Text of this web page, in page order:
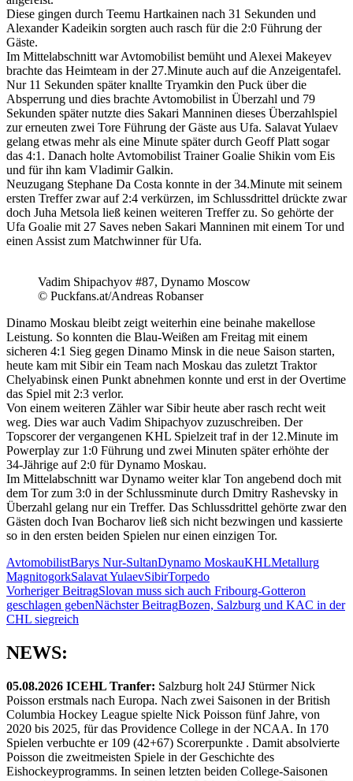
Diese gingen durch Teemu Hartkainen nach 31 Sekunden und
Alexander Kadeikin sorgten auch rasch für die 2:0 Führung der
Gäste.
Im Mittelabschnitt war Avtomobilist bemüht und Alexei Makeyev
brachte das Heimteam in der 27.Minute auch auf die Anzeigentafel.
Nur 11 Sekunden später knallte Tryamkin den Puck über die
Absperrung und dies brachte Avtomobilist in Überzahl und 79
Sekunden später nutzte dies Sakari Manninen dieses Überzahlspiel
zur erneuten zwei Tore Führung der Gäste aus Ufa. Salavat Yulaev
gelang etwas mehr als eine Minute später durch Geoff Platt sogar
das 4:1. Danach holte Avtomobilist Trainer Goalie Shikin vom Eis
und für ihn kam Vladimir Galkin.
Neuzugang Stephane Da Costa konnte in der 34.Minute mit seinem
ersten Treffer zwar auf 2:4 verkürzen, im Schlussdrittel drückte zwar
doch Juha Metsola ließ keinen weiteren Treffer zu. So gehörte der
Ufa Goalie mit 27 Saves neben Sakari Manninen mit einem Tor und
einen Assist zum Matchwinner für Ufa.
Vadim Shipachyov #87, Dynamo Moscow
© Puckfans.at/Andreas Robanser
Dinamo Moskau bleibt zeigt weiterhin eine beinahe makellose
Leistung. So konnten die Blau-Weißen am Freitag mit einem
sicheren 4:1 Sieg gegen Dinamo Minsk in die neue Saison starten,
heute kam mit Sibir ein Team nach Moskau das zuletzt Traktor
Chelyabinsk einen Punkt abnehmen konnte und erst in der Overtime
das Spiel mit 2:3 verlor.
Von einem weiteren Zähler war Sibir heute aber rasch recht weit
weg. Dies war auch Vadim Shipachyov zuzuschreiben. Der
Topscorer der vergangenen KHL Spielzeit traf in der 12.Minute im
Powerplay zur 1:0 Führung und zwei Minuten später erhöhte der
34-Jährige auf 2:0 für Dynamo Moskau.
Im Mittelabschnitt war Dynamo weiter klar Ton angebend doch mit
dem Tor zum 3:0 in der Schlussminute durch Dmitry Rashevsky in
Überzahl gelang nur ein Treffer. Das Schlussdrittel gehörte zwar den
Gästen doch Ivan Bocharov ließ sich nicht bezwingen und kassierte
so in den ersten beiden Spielen nur einen einzigen Tor.
AvtomobilistBarys Nur-SultanDynamo MoskauKHLMetallurg
MagnitogorkSalavat YulaevSibirTorpedo
Beitragsnavigation
Vorheriger BeitragSlovan muss sich auch Fribourg-Gotteron
geschlagen gebenNächster BeitragBozen, Salzburg und KAC in der
CHL siegreich
NEWS:
05.08.2026 ICEHL Tranfer: Salzburg holt 24J Stürmer Nick
Poisson erstmals nach Europa. Nach zwei Saisonen in der British
Columbia Hockey League spielte Nick Poisson fünf Jahre, von
2020 bis 2025, für das Providence College in der NCAA. In 170
Spielen verbuchte er 109 (42+67) Scorerpunkte . Damit absolvierte
Poisson die zweitmeisten Spiele in der Geschichte des
Eishockeyprogramms. In seinen letzten beiden College-Saisonen